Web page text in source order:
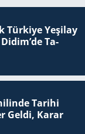
Tür­ki­ye Ye­şi­lay
Ta­
Tarihi
Geldi, Karar